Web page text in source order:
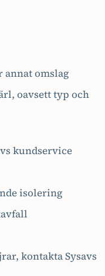
annat omslag
oavsett typ och
kundservice
isolering
kontakta Sysavs